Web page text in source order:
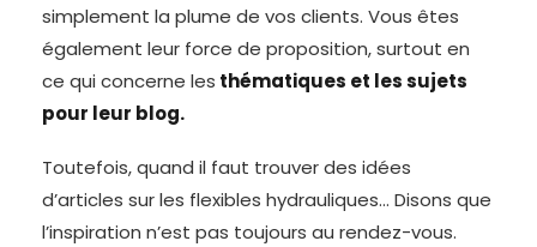
simplement la plume de vos clients. Vous êtes
également leur force de proposition, surtout en
ce qui concerne les thématiques et les sujets
pour leur blog.
Toutefois, quand il faut trouver des idées
d’articles sur les flexibles hydrauliques… Disons que
l’inspiration n’est pas toujours au rendez-vous.